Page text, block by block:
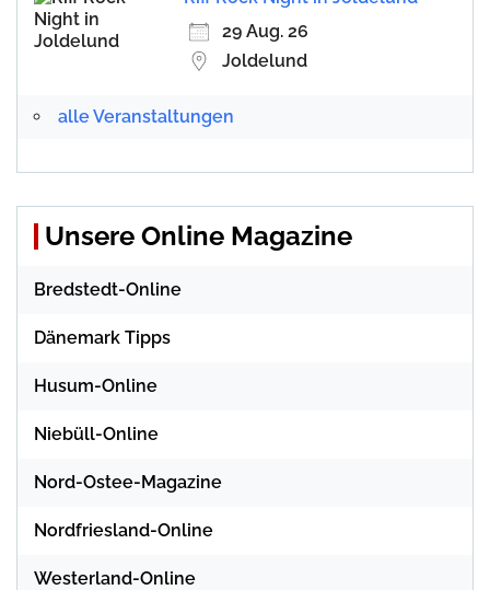
29 Aug. 26
Joldelund
alle Veranstaltungen
Unsere Online Magazine
Bredstedt-Online
Dänemark Tipps
Husum-Online
Niebüll-Online
Nord-Ostee-Magazine
Nordfriesland-Online
Westerland-Online